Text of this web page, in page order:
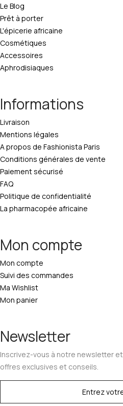
Le Blog
Prêt à porter
L'épicerie africaine
Cosmétiques
Accessoires
Aphrodisiaques
Informations
Livraison
Mentions légales
A propos de Fashionista Paris
Conditions générales de vente
Paiement sécurisé
FAQ
Politique de confidentialité
La pharmacopée africaine
Mon compte
Mon compte
Suivi des commandes
Ma Wishlist
Mon panier
Newsletter
Inscrivez-vous à notre newsletter
offres exclusives et conseils.